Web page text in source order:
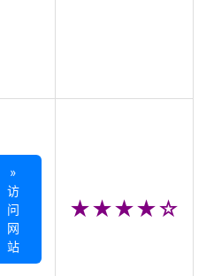
»
访
问
网
站
★★★★☆